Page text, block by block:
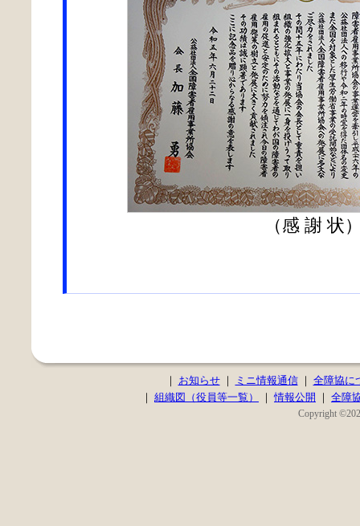
（感 謝 状
｜ お知らせ｜ ミニ情報通信｜ 全障協に
｜ 組織図（役員等一覧） ｜情報公開 ｜ 全障
Copyright